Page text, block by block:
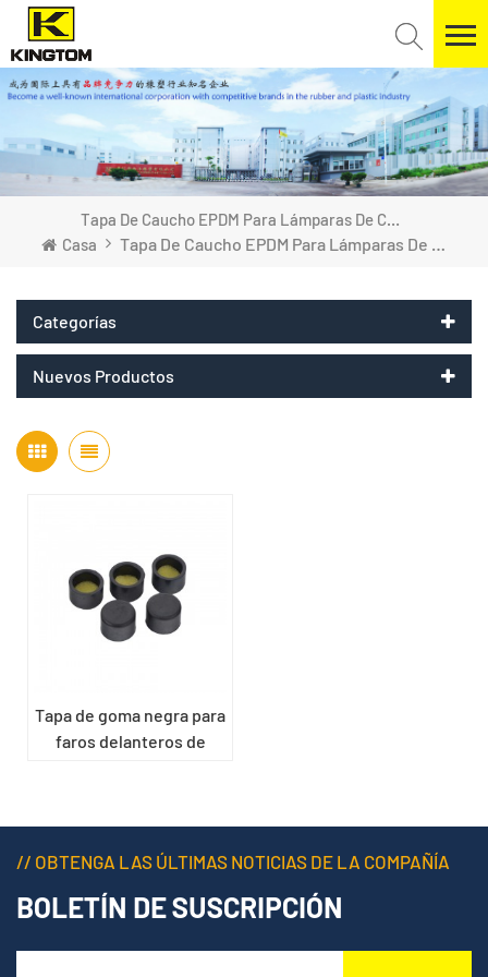
Tapa De Caucho EPDM Para Lámparas De Coche
Casa
Categorías
Nuevos Productos
Tapa de goma negra para
faros delanteros de
// OBTENGA LAS ÚLTIMAS NOTICIAS DE LA COMPAÑÍA
BOLETÍN DE SUSCRIPCIÓN